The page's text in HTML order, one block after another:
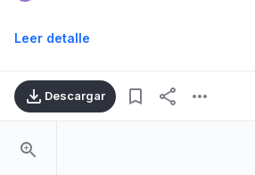
Leer detalle
Descargar